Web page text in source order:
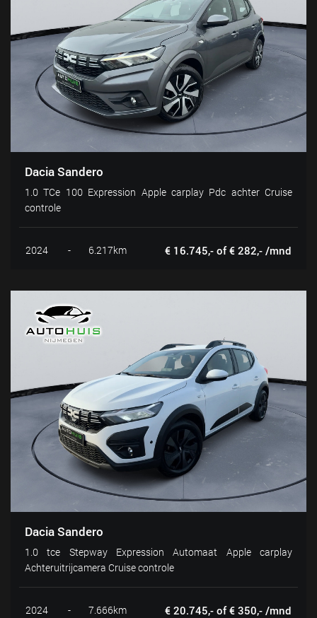
Dacia Sandero
1.0 TCe 100 Expression Apple carplay Pdc achter Cruise
controle
2024 - 6.217km € 16.745,- of € 282,- /mnd
Dacia Sandero
1.0 tce Stepway Expression Automaat Apple carplay
Achteruitrijcamera Cruise controle
2024 - 7.666km € 20.745,- of € 350,- /mnd